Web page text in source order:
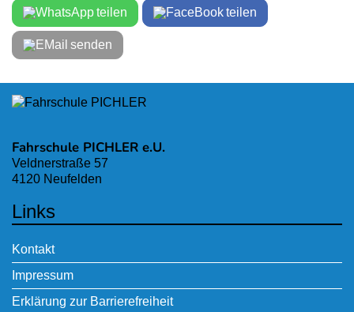
teilen teilen
senden
Fahrschule PICHLER e.U.
Veldnerstraße 57
4120 Neufelden
Links
Kontakt
Impressum
Erklärung zur Barrierefreiheit